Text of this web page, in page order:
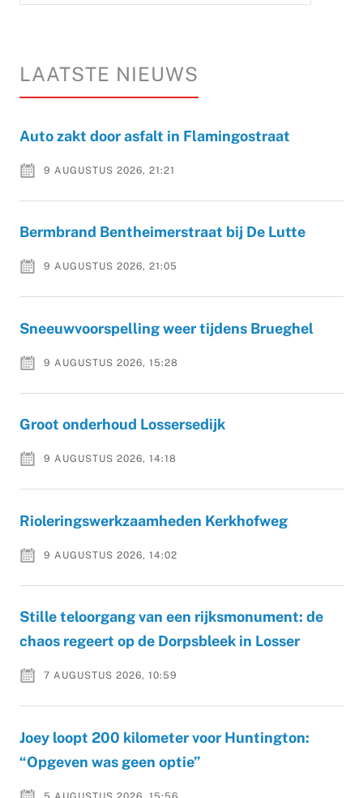
LAATSTE NIEUWS
Auto zakt door asfalt in Flamingostraat
9 AUGUSTUS 2026, 21:21
Bermbrand Bentheimerstraat bij De Lutte
9 AUGUSTUS 2026, 21:05
Sneeuwvoorspelling weer tijdens Brueghel
9 AUGUSTUS 2026, 15:28
Groot onderhoud Lossersedijk
9 AUGUSTUS 2026, 14:18
Rioleringswerkzaamheden Kerkhofweg
9 AUGUSTUS 2026, 14:02
Stille teloorgang van een rijksmonument: de
chaos regeert op de Dorpsbleek in Losser
7 AUGUSTUS 2026, 10:59
Joey loopt 200 kilometer voor Huntington:
“Opgeven was geen optie”